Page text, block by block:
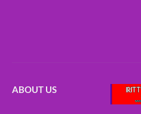
ABOUT US